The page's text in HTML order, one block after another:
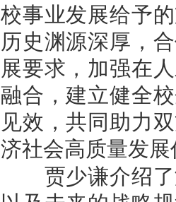
校事业发展给予
历史渊源深厚，
展要求，加强在
融合，建立健全
见效，共同助力
济社会高质量发
贾少谦介绍了